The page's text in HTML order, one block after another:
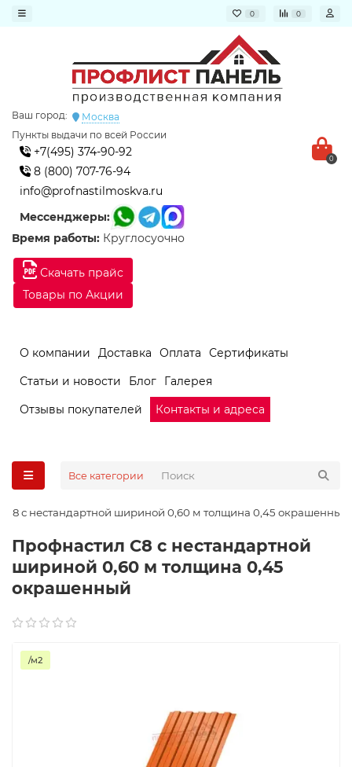
0 0
Скачать прайс
Товары по Акции
Ваш город:
Москва
Пункты выдачи по всей России
+7(495) 374-90-92
8 (800) 707-76-94
info@profnastilmoskva.ru
Мессенджеры:
Время работы: Круглосуочно
0
О компании Доставка Оплата
Сертификаты
Статьи и новости
Блог
Галерея
Отзывы покупателей
Контакты и адреса
Все категории
С8 с нестандартной шириной 0,60 м толщина 0,45 окрашенный
Профнастил С8 с нестандартной
шириной 0,60 м толщина 0,45
окрашенный
/м2